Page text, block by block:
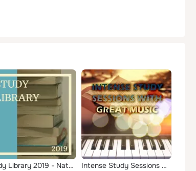
Study Library 2019 - Nature Sounds & Relaxing Music Intense Study Sessions with Great Music – Logical Thought, Classical Music to Help You Concentrate & Stay Focused, Increase Brai...